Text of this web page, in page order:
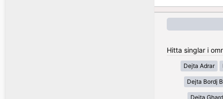
Hitta singlar i
Dejta Adrar
Dejta Bordj
Dejta